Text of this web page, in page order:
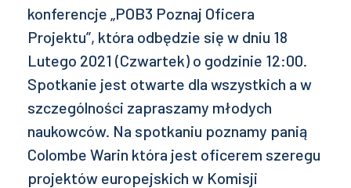
konferencje „POB3 Poznaj Oficera
Projektu”, która odbędzie się w dniu 18
Lutego 2021 (Czwartek) o godzinie 12:00.
Spotkanie jest otwarte dla wszystkich a w
szczególności zapraszamy młodych
naukowców. Na spotkaniu poznamy panią
Colombe Warin która jest oficerem szeregu
projektów europejskich w Komisji